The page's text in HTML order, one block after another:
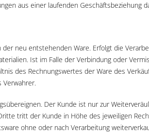
aus einer laufenden Geschäftsbeziehung
neu entstehenden Ware. Erfolgt die
Ist im Falle der Verbindung oder
des Rechnungswertes der Ware des
Verwahrer.
Der Kunde ist nur zur
tritt der Kunde in Höhe des jeweiligen
ohne oder nach Verarbeitung